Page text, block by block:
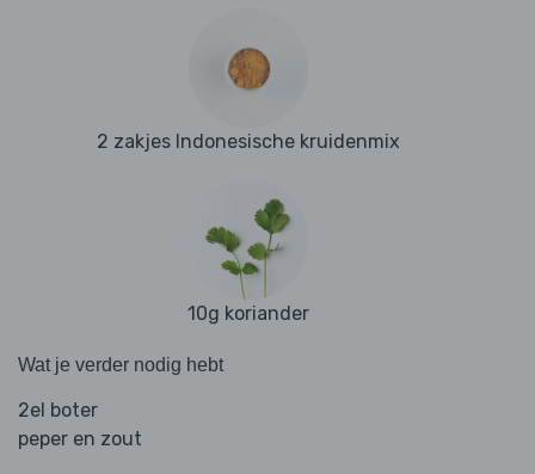
2 zakjes Indonesische kruidenmix
10g koriander
Wat je verder nodig hebt
2el boter
peper en zout